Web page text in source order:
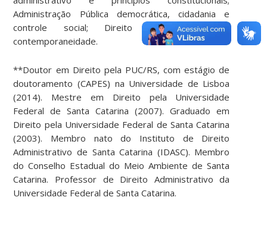
Administração Pública democrática, cidadania e
controle social; Direito Administrativo e
contemporaneidade.
**Doutor em Direito pela PUC/RS, com estágio de
doutoramento (CAPES) na Universidade de Lisboa
(2014). Mestre em Direito pela Universidade
Federal de Santa Catarina (2007). Graduado em
Direito pela Universidade Federal de Santa Catarina
(2003). Membro nato do Instituto de Direito
Administrativo de Santa Catarina (IDASC). Membro
do Conselho Estadual do Meio Ambiente de Santa
Catarina. Professor de Direito Administrativo da
Universidade Federal de Santa Catarina.